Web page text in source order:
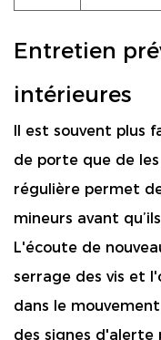
Entretien
intérieures
Il est souvent plus
de porte que de
régulière permet
mineurs avant
L'écoute de
serrage des vis et
dans le
des signes d'alerte